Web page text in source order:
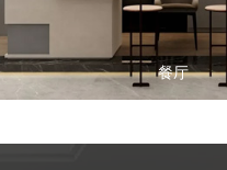
餐厅